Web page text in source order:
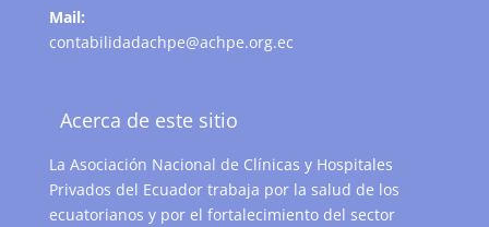
Mail:
contabilidadachpe@achpe.org.ec
Acerca de este sitio
La Asociación Nacional de Clínicas y Hospitales
Privados del Ecuador trabaja por la salud de los
ecuatorianos y por el fortalecimiento del sector